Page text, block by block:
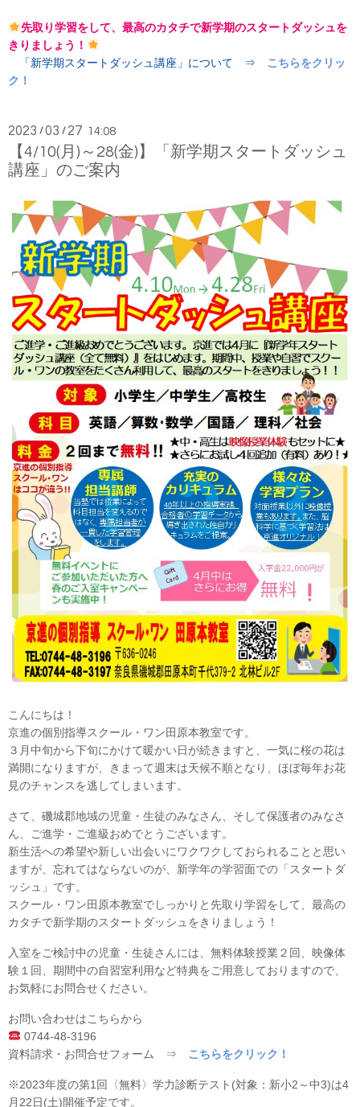
先取り学習をして、最高のカタチで新学期のスタートダッシュを
きりましょう！
「新学期スタートダッシュ講座」について ⇒ こちらをクリッ
ク！
2023 /03 / 27 14:08
【4/10(月)～28(金)】「新学期スタートダッシュ
講座」のご案内
こんにちは！
京進の個別指導スクール・ワン田原本教室です。
３月中旬から下旬にかけて暖かい日が続きますと、一気に桜の花は
満開になりますが、きまって週末は天候不順となり、ほぼ毎年お花
見のチャンスを逃してしまいます。
さて、磯城郡地域の児童・生徒のみなさん、そして保護者のみなさ
ん、ご進学・ご進級おめでとうございます。
新生活への希望や新しい出会いにワクワクしておられることと思い
ますが、忘れてはならないのが、新学年の学習面での「スタートダ
ッシュ」です。
スクール・ワン田原本教室でしっかりと先取り学習をして、最高の
カタチで新学期のスタートダッシュをきりましょう！
入室をご検討中の児童・生徒さんには、無料体験授業２回、映像体
験１回、期間中の自習室利用など特典をご用意しておりますので、
お気軽にお問合せください。
お問い合わせはこちらから
0744-48-3196
資料請求・お問合せフォーム ⇒ こちらをクリック！
※2023年度の第1回〈無料〉学力診断テスト(対象：新小2～中3)は4
月22日(土)開催予定です。